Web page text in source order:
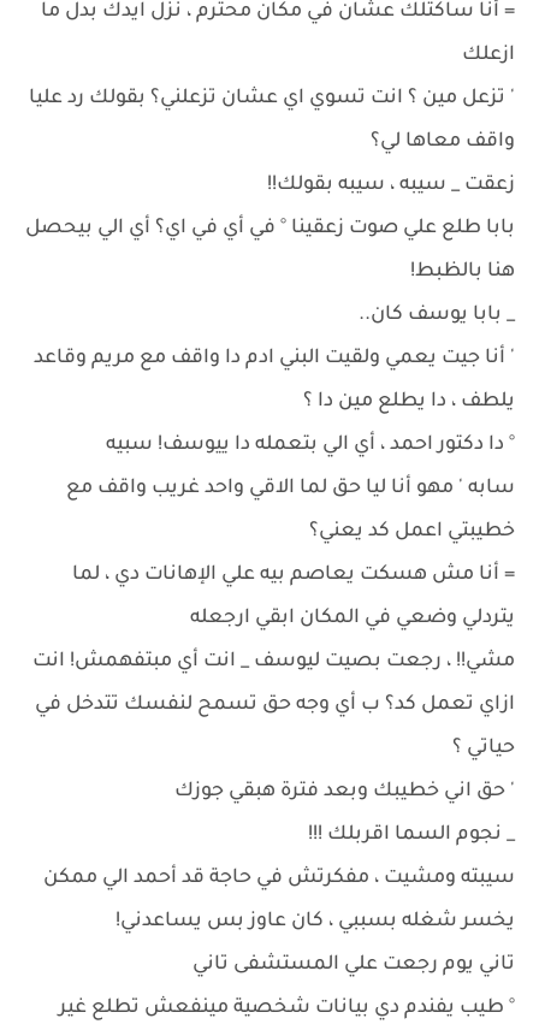
= أنا ساكتلك عشان في مكان محترم ، نزل ايدك بدل ما
ازعلك
' تزعل مين ؟ انت تسوي اي عشان تزعلني؟ بقولك رد عليا
واقف معاها لي؟
زعقت _ سيبه ، سيبه بقولك!!
بابا طلع علي صوت زعقينا ° في أي في اي؟ أي الي بيحصل
هنا بالظبط!
_ بابا يوسف كان..
' أنا جيت يعمي ولقيت البني ادم دا واقف مع مريم وقاعد
يلطف ، دا يطلع مين دا ؟
° دا دكتور احمد ، أي الي بتعمله دا ييوسف! سبيه
سابه ' مهو أنا ليا حق لما الاقي واحد غريب واقف مع
خطيبتي اعمل كد يعني؟
= أنا مش هسكت يعاصم بيه علي الإهانات دي ، لما
يتردلي وضعي في المكان ابقي ارجعله
مشي!! ، رجعت بصيت ليوسف _ انت أي مبتفهمش! انت
ازاي تعمل كد؟ ب أي وجه حق تسمح لنفسك تتدخل في
حياتي ؟
' حق اني خطيبك وبعد فترة هبقي جوزك
_ نجوم السما اقربلك !!!
سيبته ومشيت ، مفكرتش في حاجة قد أحمد الي ممكن
يخسر شغله بسببي ، كان عاوز بس يساعدني!
تاني يوم رجعت علي المستشفى تاني
° طيب يفندم دي بيانات شخصية مينفعش تطلع غير